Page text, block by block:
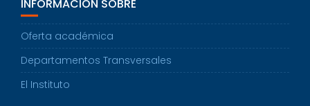
INFORMACIÓN SOBRE
Oferta académica
Departamentos Transversales
El Instituto